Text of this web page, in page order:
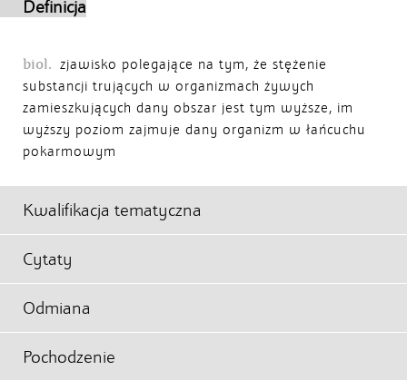
Autorzy
Definicja
biol. zjawisko polegające na tym, że stężenie
substancji trujących w organizmach żywych
zamieszkujących dany obszar jest tym wyższe, im
wyższy poziom zajmuje dany organizm w łańcuchu
pokarmowym
Kwalifikacja tematyczna
Cytaty
Odmiana
Pochodzenie